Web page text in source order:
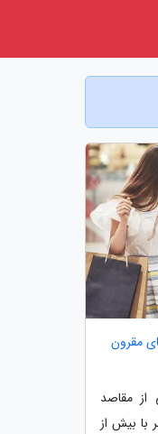
مقرون
از مقاصد
با بیش از